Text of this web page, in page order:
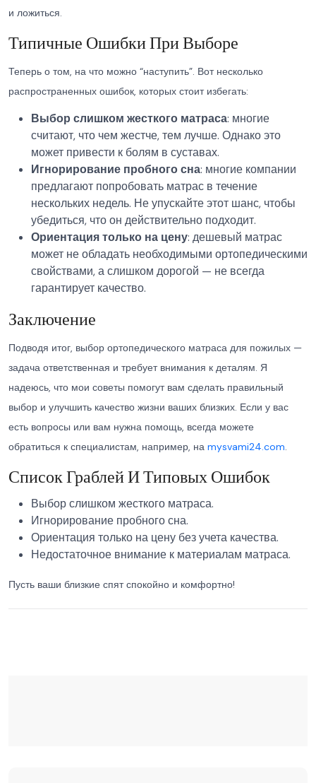
и ложиться.
Типичные Ошибки При Выборе
Теперь о том, на что можно “наступить”. Вот несколько
распространенных ошибок, которых стоит избегать:
Выбор слишком жесткого матраса: многие
считают, что чем жестче, тем лучше. Однако это
может привести к болям в суставах.
Игнорирование пробного сна: многие компании
предлагают попробовать матрас в течение
нескольких недель. Не упускайте этот шанс, чтобы
убедиться, что он действительно подходит.
Ориентация только на цену: дешевый матрас
может не обладать необходимыми ортопедическими
свойствами, а слишком дорогой — не всегда
гарантирует качество.
Заключение
Подводя итог, выбор ортопедического матраса для пожилых —
задача ответственная и требует внимания к деталям. Я
надеюсь, что мои советы помогут вам сделать правильный
выбор и улучшить качество жизни ваших близких. Если у вас
есть вопросы или вам нужна помощь, всегда можете
обратиться к специалистам, например, на mysvami24.com.
Список Граблей И Типовых Ошибок
Выбор слишком жесткого матраса.
Игнорирование пробного сна.
Ориентация только на цену без учета качества.
Недостаточное внимание к материалам матраса.
Пусть ваши близкие спят спокойно и комфортно!